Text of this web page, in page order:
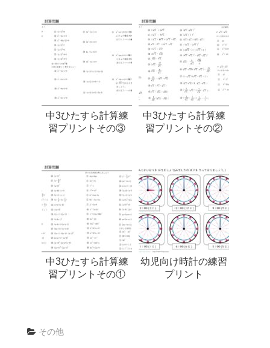
中3ひたすら計算練
習プリントその③
中3ひたすら計算練
習プリントその②
中3ひたすら計算練
習プリントその①
幼児向け時計の練習
プリント
その他